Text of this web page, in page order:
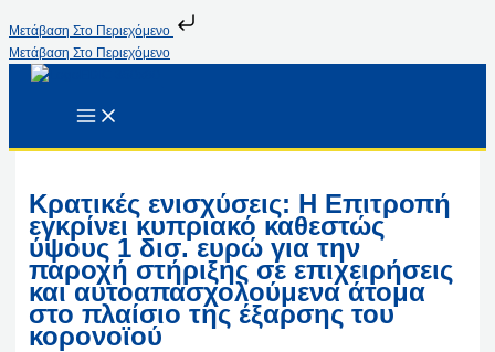
Μετάβαση Στο Περιεχόμενο
Μετάβαση Στο Περιεχόμενο
Κρατικές ενισχύσεις: Η Επιτροπή
εγκρίνει κυπριακό καθεστώς
ύψους 1 δισ. ευρώ για την
παροχή στήριξης σε επιχειρήσεις
και αυτοαπασχολούμενα άτομα
στο πλαίσιο της έξαρσης του
κορονοϊού